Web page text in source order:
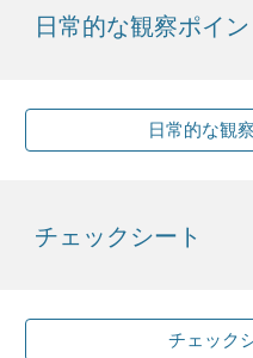
日常的な観察ポイン
日常的な観
チェックシート
チェック